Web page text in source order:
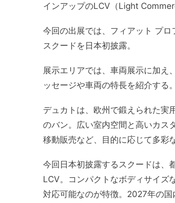
インアップのLCV（Light
今回の出展では、フィアット プ
スクードを日本初披露。
展示エリアでは、車両展示に加え
ッセージや車両の特長を紹介する。
デュカトは、欧州で鍛えられた実
のバン。広い室内空間と高いカス
移動販売など、目的に応じて多彩
今回日本初披露するスクードは、
LCV。コンパクトなボディサイズ
対応可能なのが特徴。2027年の国